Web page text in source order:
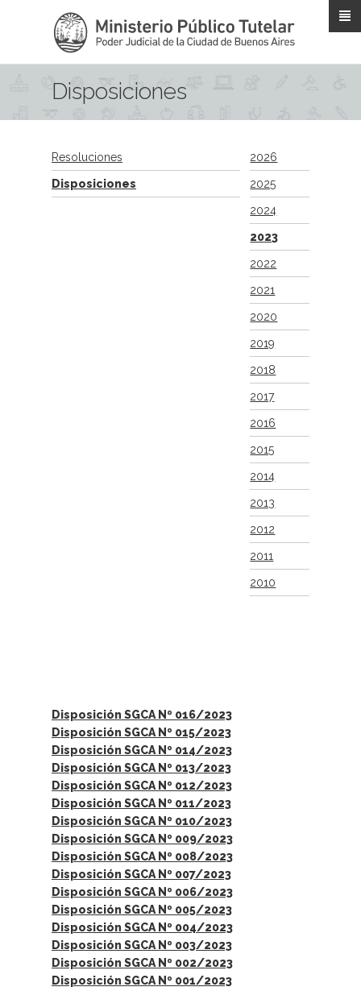
Disposiciones
Resoluciones
Disposiciones
2026
2025
2024
2023
2022
2021
2020
2019
2018
2017
2016
2015
2014
2013
2012
2011
2010
Disposición SGCA Nº 016/2023
Disposición SGCA Nº 015/2023
Disposición SGCA Nº 014/2023
Disposición SGCA Nº 013/2023
Disposición SGCA Nº 012/2023
Disposición SGCA Nº 011/2023
Disposición SGCA Nº 010/2023
Disposición SGCA Nº 009/2023
Disposición SGCA Nº 008/2023
Disposición SGCA Nº 007/2023
Disposición SGCA Nº 006/2023
Disposición SGCA Nº 005/2023
Disposición SGCA Nº 004/2023
Disposición SGCA Nº 003/2023
Disposición SGCA Nº 002/2023
Disposición SGCA Nº 001/2023